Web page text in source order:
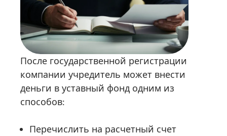
После государственной регистрации
компании учредитель может внести
деньги в уставный фонд одним из
способов:
Перечислить на расчетный счет